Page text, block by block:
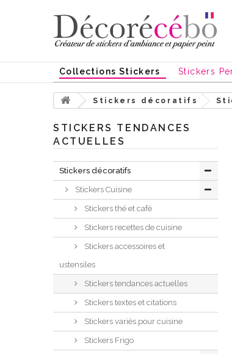
Collections Stickers Stickers
Stickers décoratifs
STICKERS TENDANCES
ACTUELLES
Stickers décoratifs
Stickers Cuisine
Stickers thé et café
Stickers recettes de cuisine
Stickers accessoires et
ustensiles
Stickers tendances actuelles
Stickers textes et citations
Stickers variés pour cuisine
Stickers Frigo